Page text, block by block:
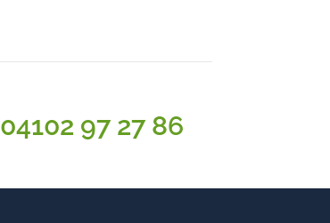
04102 97 27 86